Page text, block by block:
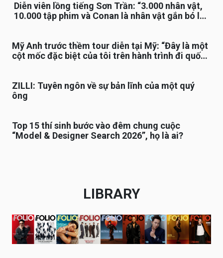
Diễn viên lồng tiếng Sơn Trần: “3.000 nhân vật,
10.000 tập phim và Conan là nhân vật gắn bó lâu
Mỹ Anh trước thềm tour diễn tại Mỹ: “Đây là một
cột mốc đặc biệt của tôi trên hành trình đi quốc
ZILLI: Tuyên ngôn về sự bản lĩnh của một quý
ông
Top 15 thí sinh bước vào đêm chung cuộc
“Model & Designer Search 2026”, họ là ai?
LIBRARY